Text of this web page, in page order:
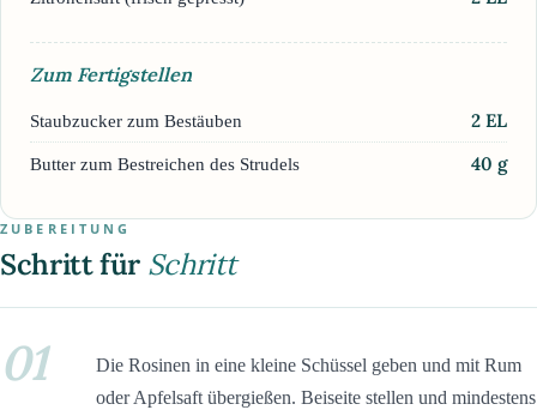
Zum Fertigstellen
Staubzucker zum Bestäuben 2 EL
Butter zum Bestreichen des Strudels 40 g
ZUBEREITUNG
Schritt für Schritt
01
Die Rosinen in eine kleine Schüssel geben und mit Rum
oder Apfelsaft übergießen. Beiseite stellen und mindestens